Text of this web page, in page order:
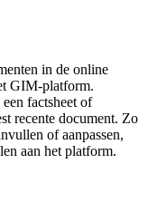
in de online
GIM-platform.
factsheet of
recente document. Zo
of aanpassen,
aan het platform.